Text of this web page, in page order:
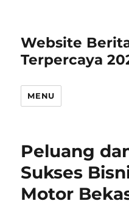
Website
Terpercaya
MENU
Peluang
Sukses
Motor